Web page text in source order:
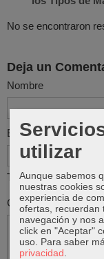
No se encontraron
Deja un
Nombre
Email
Tu email no será
Comentario
utilizar
Aunque sabemos
nuestras cookies
experiencia de
ofertas, recuerdan
navegación y nos
click en "Aceptar"
uso. Para saber
privacidad